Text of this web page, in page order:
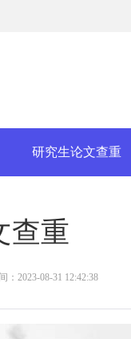
研究生论文查重
查重
：2023-08-31 12:42:38